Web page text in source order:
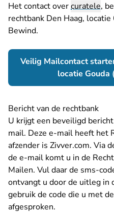
Het contact overcuratele,
rechtbank Den Haag,
Bewind.
Veilig Mailcontact
locatie Gouda
Bericht van de rechtbank
U krijgt een beveiligd
mail. Deze e-mail heeft het
afzender is Zivver.com. Via
de e-mail komt u in de
Mailen. Vul daar de sms-
ontvangt u door de uitleg in
gebruik de code die u met
afgesproken.